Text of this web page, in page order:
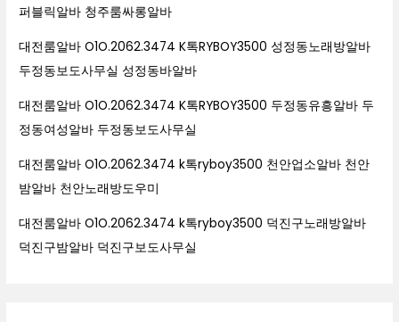
퍼블릭알바 청주룸싸롱알바
대전룸알바 O1O.2062.3474 K톡RYBOY3500 성정동노래방알바
두정동보도사무실 성정동바알바
대전룸알바 O1O.2062.3474 K톡RYBOY3500 두정동유흥알바 두
정동여성알바 두정동보도사무실
대전룸알바 O1O.2062.3474 k톡ryboy3500 천안업소알바 천안
밤알바 천안노래방도우미
대전룸알바 O1O.2062.3474 k톡ryboy3500 덕진구노래방알바
덕진구밤알바 덕진구보도사무실